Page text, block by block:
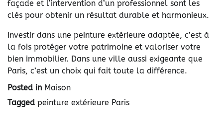
façade et l’intervention d’un professionnel sont les
clés pour obtenir un résultat durable et harmonieux.
Investir dans une peinture extérieure adaptée, c’est à
la fois protéger votre patrimoine et valoriser votre
bien immobilier. Dans une ville aussi exigeante que
Paris, c’est un choix qui fait toute la différence.
Posted in Maison
Tagged peinture extérieure Paris